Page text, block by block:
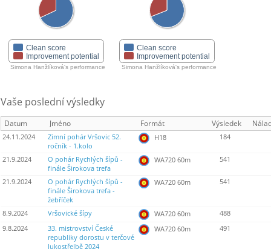
Clean score
Improvement potential
Simona Hanžlíková's performance
Clean score
Improvement potential
Simona Hanžlíková's performance
Vaše poslední výsledky
Datum Jméno Formát Výsledek
24.11.2024
Zimní pohár Vršovic 52.
ročník - 1.kolo
H18 184
21.9.2024
O pohár Rychlých šípů -
finále Širokova trefa
WA720 60m 541
21.9.2024
O pohár Rychlých šípů -
finále Širokova trefa -
žebříček
WA720 60m 541
8.9.2024 Vršovické šípy WA720 60m
488
9.8.2024
33. mistrovství České
republiky dorostu v terčové
lukostřelbě 2024
WA720 60m 491